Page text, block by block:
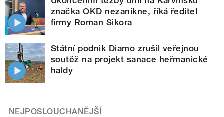
značka OKD nezanikne, říká ředitel
firmy Roman Sikora
Státní podnik Diamo zrušil veřejnou
soutěž na projekt sanace heřmanické
haldy
NEJPOSLOUCHANĚJŠÍ